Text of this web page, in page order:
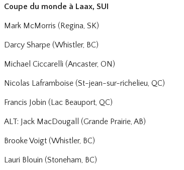
Coupe du monde à Laax, SUI
Mark McMorris (Regina, SK)
Darcy Sharpe (Whistler, BC)
Michael Ciccarelli (Ancaster, ON)
Nicolas Laframboise (St-jean-sur-richelieu, QC)
Francis Jobin (Lac Beauport, QC)
ALT: Jack MacDougall (Grande Prairie, AB)
Brooke Voigt (Whistler, BC)
Lauri Blouin (Stoneham, BC)